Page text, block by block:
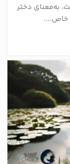
به‌معنای دختر
خاص....